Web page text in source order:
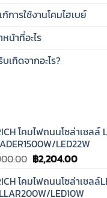
ารใช้งานโคมไฮเบย์
น้าที่อะไร
เกิดจากอะไร?
โคมไฟถนนโซล่าเซลล์
LED22W
Original
was:
฿2,204.00Current
is:
โคมไฟถนนโซล่าเซลล์
LED10W